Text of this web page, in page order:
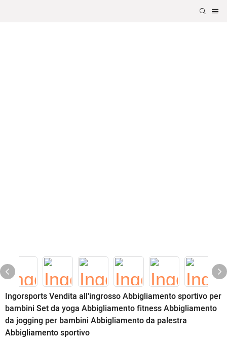
Ingorsports Vendita all'ingrosso Abbigliamento sportivo per
bambini Set da yoga Abbigliamento fitness Abbigliamento
da jogging per bambini Abbigliamento da palestra
Abbigliamento sportivo